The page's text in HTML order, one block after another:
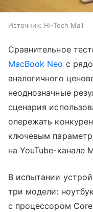
Источник: Hi-Tech Mail
Сравнительное
MacBook Neo с
аналогичного
неоднозначные
сценария
опережать
ключевым
на YouTube-канале
В испытании
три модели:
с процессором